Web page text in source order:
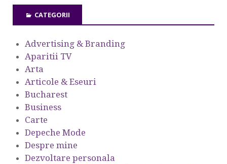
CATEGORII
Advertising & Branding
Aparitii TV
Arta
Articole & Eseuri
Bucharest
Business
Carte
Depeche Mode
Despre mine
Dezvoltare personala